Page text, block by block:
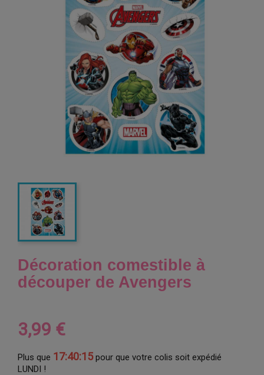
Décoration comestible à
découper de Avengers
3,99 €
Plus que 17:40:14pour que votre colis soit expédié
LUNDI !